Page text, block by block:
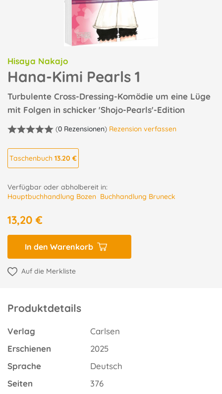
Hisaya Nakajo
Hana-Kimi Pearls 1
Turbulente Cross-Dressing-Komödie um eine Lüge
mit Folgen in schicker 'Shojo-Pearls'-Edition
(0 Rezensionen) Rezension verfassen
Taschenbuch 13.20 €
Verfügbar oder abholbereit in:
Hauptbuchhandlung Bozen Buchhandlung Bruneck
13,20 €
In den Warenkorb
Auf die Merkliste
Produktdetails
Verlag
Carlsen
Erschienen
2025
Sprache
Deutsch
Seiten
376